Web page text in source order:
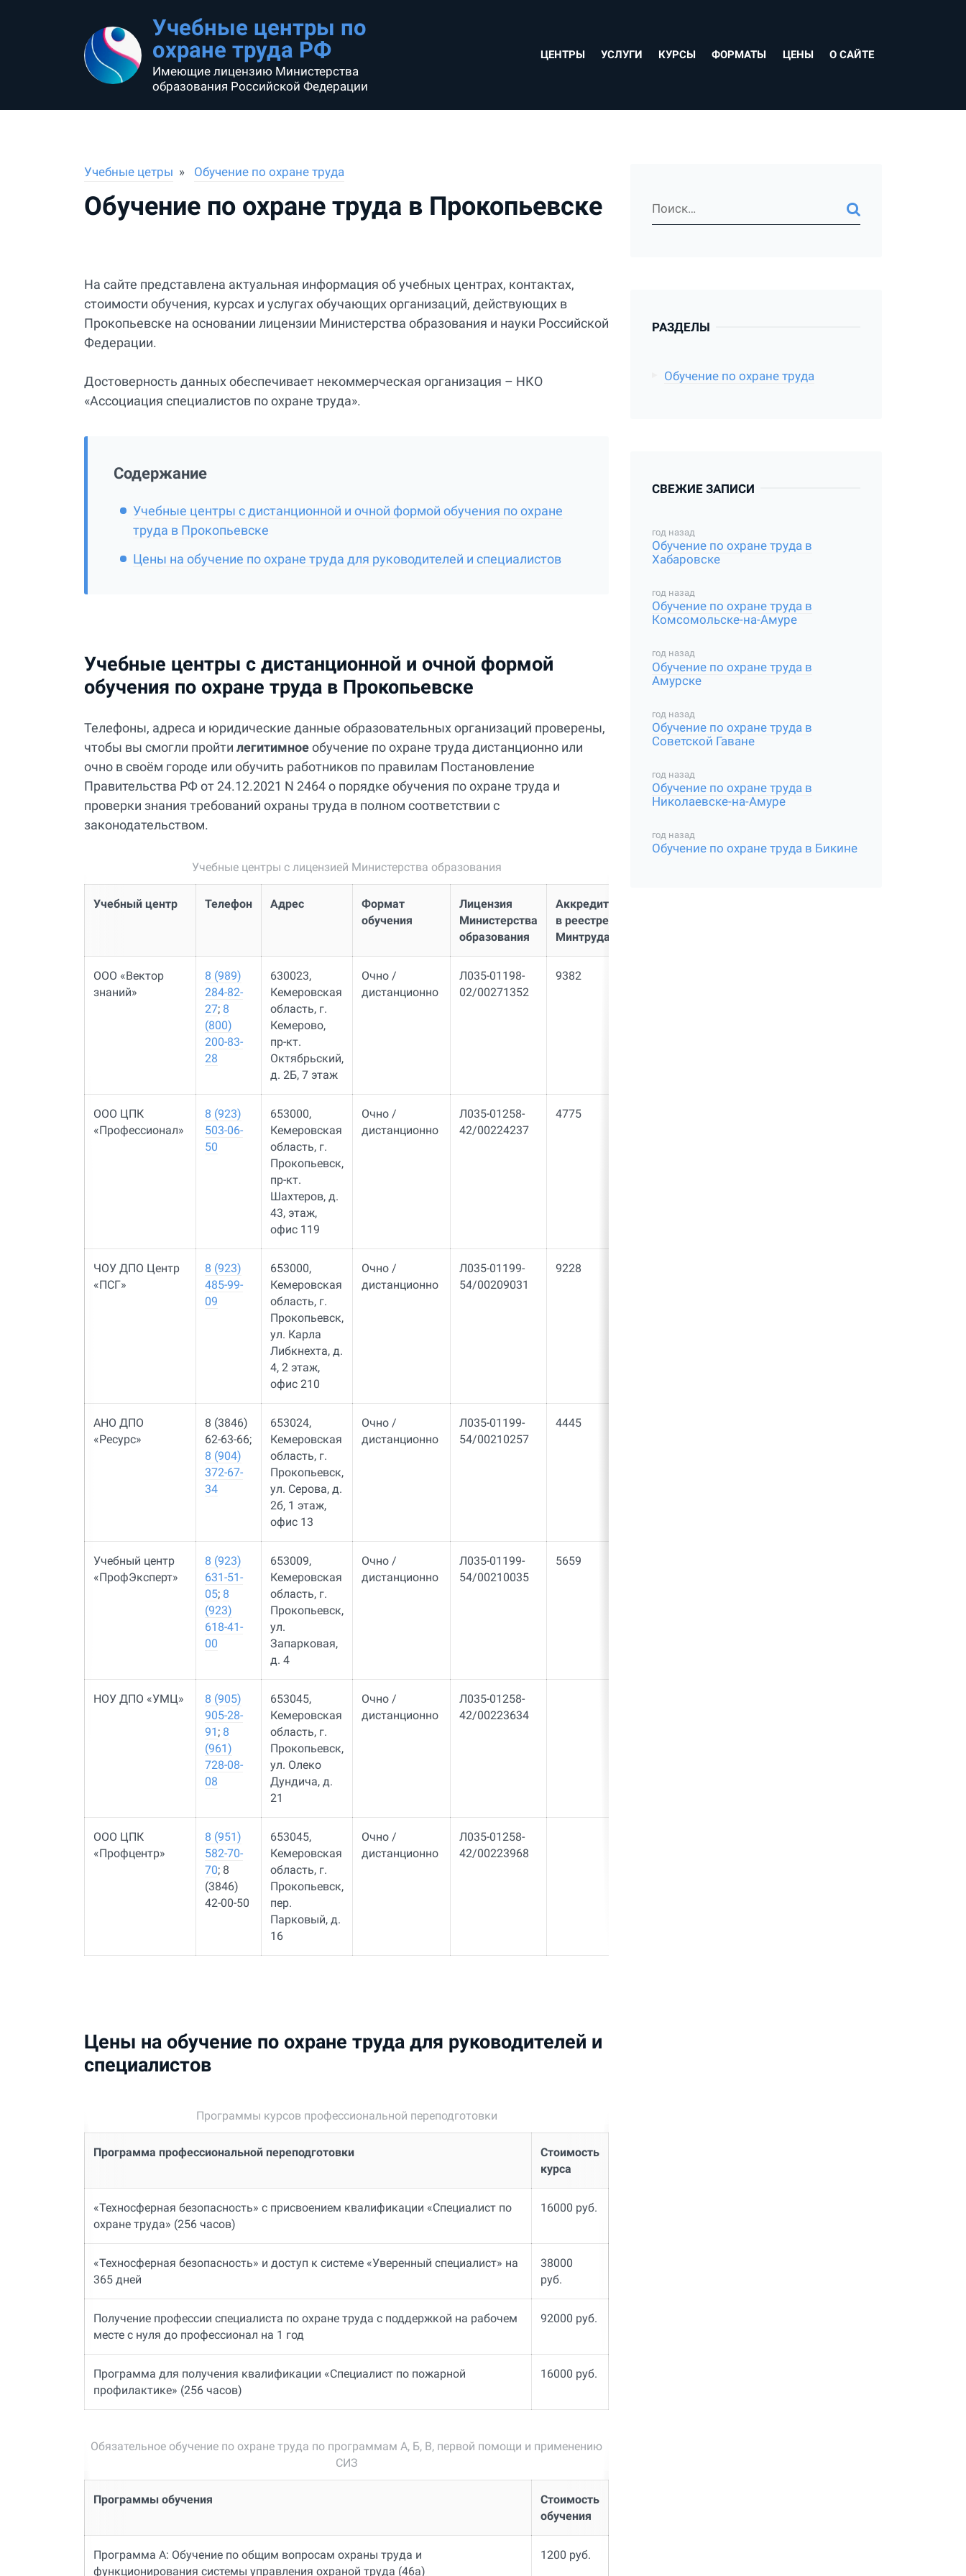
Учебные центры по
охране труда РФ
Имеющие лицензию Министерства
образования Российской Федерации
ЦЕНТРЫ УСЛУГИ КУРСЫ ФОРМАТЫ ЦЕНЫ О САЙТЕ
Учебные цетры Обучение по охране труда
Обучение по охране труда в Прокопьевске
На сайте представлена актуальная информация об учебных центрах, контактах,
стоимости обучения, курсах и услугах обучающих организаций, действующих в
Прокопьевске на основании лицензии Министерства образования и науки Российской
Федерации.
Достоверность данных обеспечивает некоммерческая организация – НКО
«Ассоциация специалистов по охране труда».
Содержание
Учебные центры с дистанционной и очной формой обучения по охране
труда в Прокопьевске
Цены на обучение по охране труда для руководителей и специалистов
Учебные центры с дистанционной и очной формой
обучения по охране труда в Прокопьевске
Телефоны, адреса и юридические данные образовательных организаций проверены,
чтобы вы смогли пройти легитимноеобучение по охране труда дистанционно или
очно в своём городе или обучить работников по правилам Постановление
Правительства РФ от 24.12.2021 N 2464 о порядке обучения по охране труда и
проверки знания требований охраны труда в полном соответствии с
законодательством.
Учебные центры с лицензией Министерства образования
Учебный центр Телефон Адрес
Формат
обучения
Лицензия
Министерства
образования
Аккредитация
в реестре
Минтруда РФ
ООО «Вектор
знаний»
8 (989)
284-82-
27; 8
(800)
200-83-
28
630023,
Кемеровская
область, г.
Кемерово,
пр-кт.
Октябрьский,
д. 2Б, 7 этаж
Очно /
дистанционно
Л035-01198-
02/00271352
9382
ООО ЦПК
«Профессионал»
8 (923)
503-06-
50
653000,
Кемеровская
область, г.
Прокопьевск,
пр-кт.
Шахтеров, д.
43, этаж,
офис 119
Очно /
дистанционно
Л035-01258-
42/00224237
4775
ЧОУ ДПО Центр
«ПСГ»
8 (923)
485-99-
09
653000,
Кемеровская
область, г.
Прокопьевск,
ул. Карла
Либкнехта, д.
4, 2 этаж,
офис 210
Очно /
дистанционно
Л035-01199-
54/00209031
9228
АНО ДПО
«Ресурс»
8 (3846)
62-63-66;
8 (904)
372-67-
34
653024,
Кемеровская
область, г.
Прокопьевск,
ул. Серова, д.
2б, 1 этаж,
офис 13
Очно /
дистанционно
Л035-01199-
54/00210257
4445
Учебный центр
«ПрофЭксперт»
8 (923)
631-51-
05; 8
(923)
618-41-
00
653009,
Кемеровская
область, г.
Прокопьевск,
ул.
Запарковая,
д. 4
Очно /
дистанционно
Л035-01199-
54/00210035
5659
НОУ ДПО «УМЦ»
8 (905)
905-28-
91 ; 8
(961)
728-08-
08
653045,
Кемеровская
область, г.
Прокопьевск,
ул. Олеко
Дундича, д.
21
Очно /
дистанционно
Л035-01258-
42/00223634
ООО ЦПК
«Профцентр»
8 (951)
582-70-
70; 8
(3846)
42-00-50
653045,
Кемеровская
область, г.
Прокопьевск,
пер.
Парковый, д.
16
Очно /
дистанционно
Л035-01258-
42/00223968
Цены на обучение по охране труда для руководителей и
специалистов
Программы курсов профессиональной переподготовки
Программа профессиональной переподготовки
Стоимость
курса
«Техносферная безопасность» с присвоением квалификации «Специалист по
охране труда» (256 часов)
16000 руб.
«Техносферная безопасность» и доступ к системе «Уверенный специалист» на
365 дней
38000
руб.
Получение профессии специалиста по охране труда с поддержкой на рабочем
месте с нуля до профессионал на 1 год
92000 руб.
Программа для получения квалификации «Специалист по пожарной
профилактике» (256 часов)
16000 руб.
Обязательное обучение по охране труда по программам А, Б, В, первой помощи и применению
СИЗ
Программы обучения
Стоимость
обучения
Программа А: Обучение по общим вопросам охраны труда и
функционирования системы управления охраной труда (46а)
1200 руб.
РАЗДЕЛЫ
Обучение по охране труда
СВЕЖИЕ ЗАПИСИ
год назад
Обучение по охране труда в
Хабаровске
год назад
Обучение по охране труда в
Комсомольске-на-Амуре
год назад
Обучение по охране труда в
Амурске
год назад
Обучение по охране труда в
Советской Гаване
год назад
Обучение по охране труда в
Николаевске-на-Амуре
год назад
Обучение по охране труда в Бикине